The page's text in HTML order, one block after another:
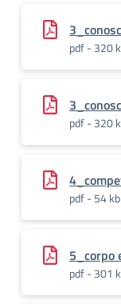
pdf - 320
pdf - 320
pdf - 54 kb
5_corpo
pdf - 301